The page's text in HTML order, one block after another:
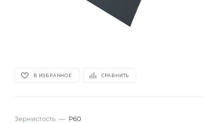
В ИЗБРАННОЕ СРАВНИТЬ
Зернистость — P60